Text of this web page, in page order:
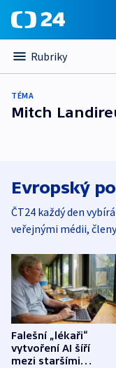
Rubriky
TÉMA
Mitch
Evropský
ČT24 každý den
veřejnými médii,
Falešní „lékaři“
vytvoření AI šíří
mezi staršími